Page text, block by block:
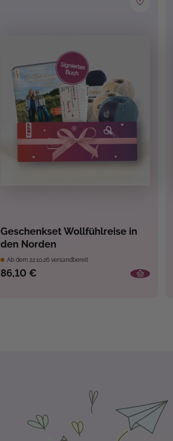
Geschenkset Wollfühlreise in
den Norden
Ab dem 22.10.26 versandbereit
86,10 €